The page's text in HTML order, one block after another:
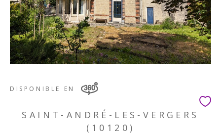
DISPONIBLE EN
SAINT-ANDRÉ-LES-VERGERS
(10120)